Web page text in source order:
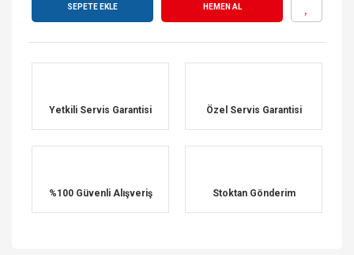
SEPETE EKLE HEMEN AL
Yetkili Servis Garantisi Özel Servis Garantisi
%100 Güvenli Alışveriş Stoktan Gönderim